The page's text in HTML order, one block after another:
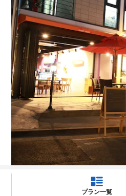
プラン一覧